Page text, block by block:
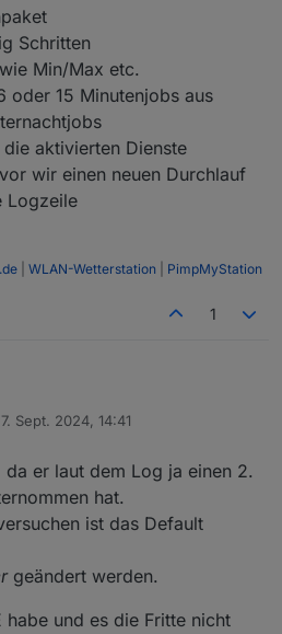
Schritten
Min/Max etc.
oder 15 Minutenjobs aus
aktivierten Dienste
wir einen neuen Durchlauf
Logzeile
WLAN-Wetterstation PimpMyStation
1
abgestürtzes Internet. Da kamen
kommt IMO nicht vom Skript,
Endlosschleife:
in zig Schritten
wie Min/Max etc.
5,6 oder 15 Minutenjobs aus
an die aktivierten Dienste
bevor wir einen neuen Durchlauf
die Logzeile
7. Sept. 2024, 14:41
von
er laut dem Log ja einen 2.
hat.
ist das Default
geändert werden.
habe und es die Fritte nicht